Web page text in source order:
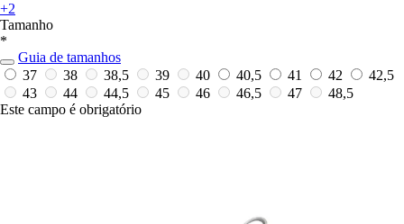
+2
Tamanho
*
Guia de tamanhos
37
38 38,5 39 40 40,5 41 42
42,5
43
44 44,5 45 46 46,5 47
48,5
Este campo é obrigatório